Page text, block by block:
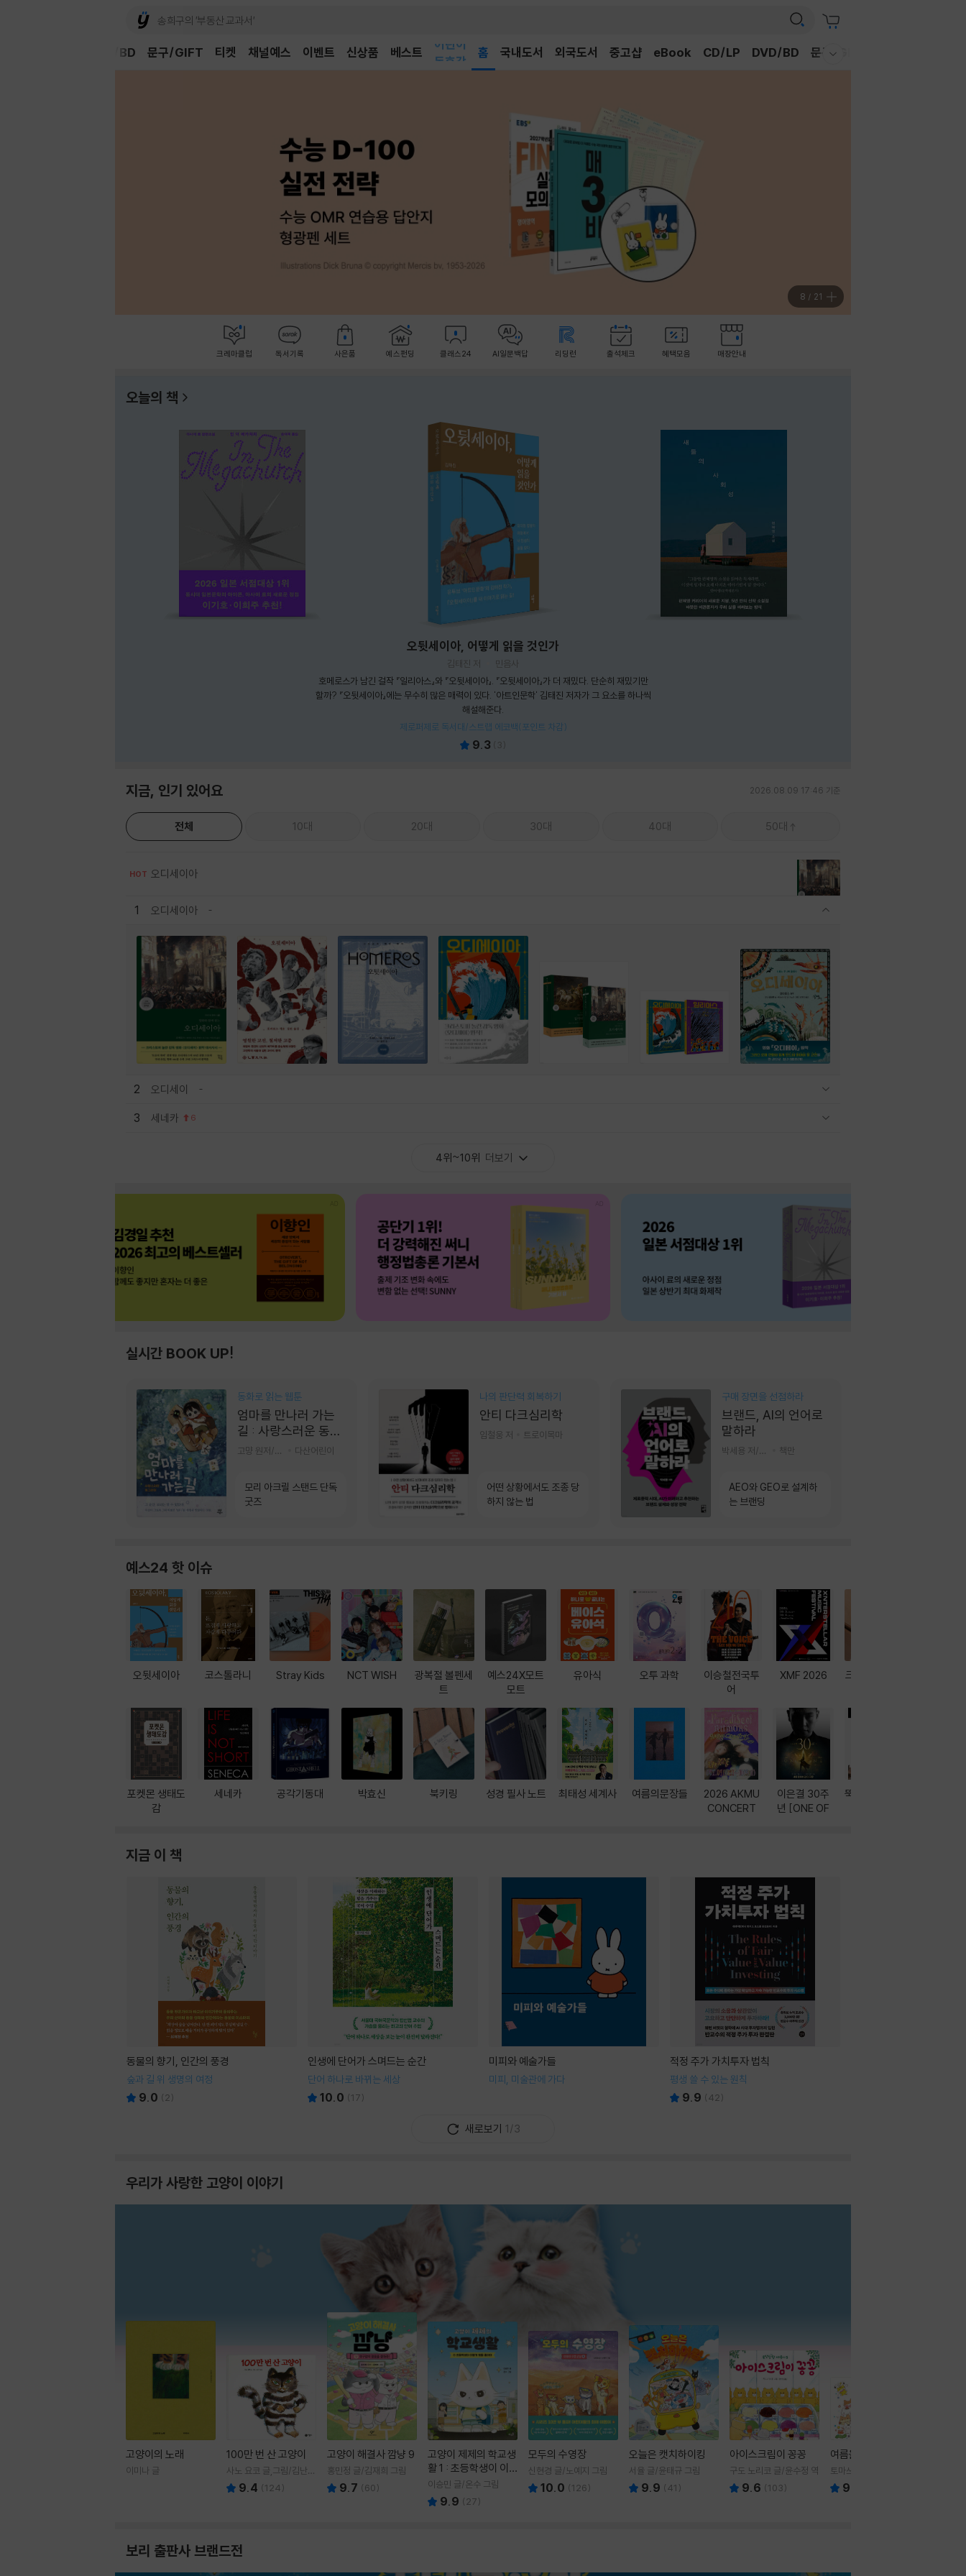
채널예스 이벤트 신상품 베스트
독후감
홈 국내도서 외국도서 중고샵 eBook CD/LP DVD/BD 문구/GIFT
DVD/BD 문구/GIFT 티켓
9 / 21
크레마클럽 독서기록 사은품 예스펀딩 클래스24 AI일문백답 리딩런 출석체크 혜택모음 매장안내
오늘의 책
오뒷세이아, 어떻게 읽을 것인가
김태진 저
민음사
호메로스가 남긴 걸작 『일리아스』와 『오뒷세이아』. 『오뒷세이아』가 더 재밌다. 단순히 재밌기만
할까? 『오뒷세이아』에는 무수히 많은 매력이 있다. '아트인문학' 김태진 저자가 그 요소를 하나씩
해설해준다.
제로퍼제로 독서대/스트랩 에코백(포인트 차감)
9.3 ( 3)
지금, 인기 있어요 2026.08.09 17:46 기준
전체 10대 20대 30대 40대 50대
HOT 오디세이아
1 오디세이아
2 오디세이
3 세네카 6
4위~10위 더보기
실시간 BOOK UP!
동화로 읽는 웹툰
엄마를 만나러 가는
길 : 사랑스러운 동그
라미
다산어린이
모리 아크릴 스탠드 단독
굿즈
나의 판단력 회복하기
안티 다크심리학
임철웅 저 트로이목마
어떤 상황에서도 조종 당
하지 않는 법
구매 장면을 선점하라
브랜드, AI의 언어로
말하라
책만
AEO와 GEO로 설계하
는 브랜딩
예스24 핫 이슈
오뒷세이아
포켓몬 생태도
감
코스톨라니
세네카
Stray Kids
공각기동대
NCT WISH
박효신
광복절 볼펜세
트
북키링
예스24X모트
모트
성경 필사 노트
유아식
최태성 세계사
오투 과학
여름의문장들
이승철전국투
어
2026 AKMU
CONCERT
XMF 2026
이은결 30주
년 [ONE OF
크레마 이북 리
뚝딱! AI 3대장
지금 이 책
동물의 향기, 인간의 풍경
숲과 길 위 생명의 여정
9.0 ( 2)
인생에 단어가 스며드는 순간
단어 하나로 바뀌는 세상
10.0 (17)
미피와 예술가들
미피, 미술관에 가다
적정 주가 가치투자 법칙
평생 쓸 수 있는 원칙
9.9 (42)
새로보기 1/3
우리가 사랑한 고양이 이야기
고양이의 노래
이미나 글
100만 번 산 고양이
사노 요코 글,그림/김난주
역 9.4 (124)
고양이 해결사 깜냥 9
홍민정 글/김재희 그림
9.7 (60)
고양이 제제의 학교생
활 1 : 초등학생이 이
렇게 힘들 줄이야
이승민 글/온수 그림
9.9 ( 27)
모두의 수영장
신현경 글/노예지 그림
10.0 (126)
오늘은 캣치하이킹
서율 글/윤태규 그림
9.9 (41 )
아이스크림이 꽁꽁
구도 노리코 글/윤수정 역
9.6 (103)
여름을 부탁해
토마쓰리 글그림
9.8
보리 출판사 브랜드전